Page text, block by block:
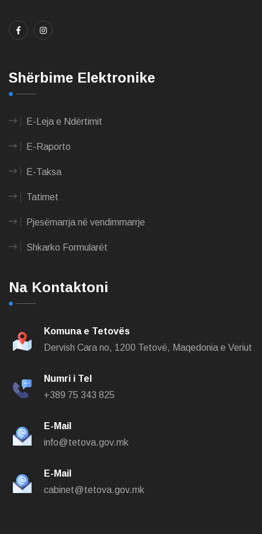
Shërbime Elektronike
E-Leja e Ndërtimit
E-Raporto
E-Taksa
Tatimet
Pjesëmarrja në vendimmarrje
Shkarko Formularët
Na Kontaktoni
Komuna e Tetovës
Dervish Cara no, 1200 Tetovë, Maqedonia e Veriut
Numri i Tel
+389 75 343 825
E-Mail
info@tetova.gov.mk
E-Mail
cabinet@tetova.gov.mk